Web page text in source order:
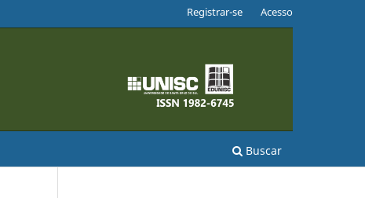
Buscar
Registrar-se Acesso